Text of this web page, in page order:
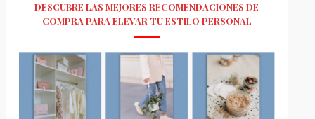
DESCUBRE LAS MEJORES RECOMENDACIONES DE
COMPRA PARA ELEVAR TU ESTILO PERSONAL